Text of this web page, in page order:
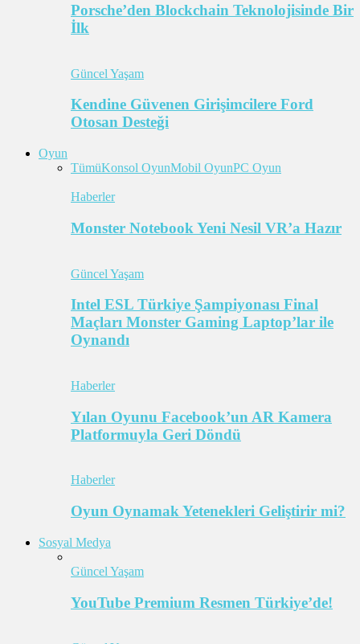
Porsche’den Blockchain Teknolojisinde Bir
İlk
Güncel Yaşam
Kendine Güvenen Girişimcilere Ford
Otosan Desteği
Oyun
TümüKonsol OyunMobil OyunPC Oyun
Haberler
Monster Notebook Yeni Nesil VR’a Hazır
Güncel Yaşam
Intel ESL Türkiye Şampiyonası Final
Maçları Monster Gaming Laptop’lar ile
Oynandı
Haberler
Yılan Oyunu Facebook’un AR Kamera
Platformuyla Geri Döndü
Haberler
Oyun Oynamak Yetenekleri Geliştirir mi?
Sosyal Medya
Güncel Yaşam
YouTube Premium Resmen Türkiye’de!